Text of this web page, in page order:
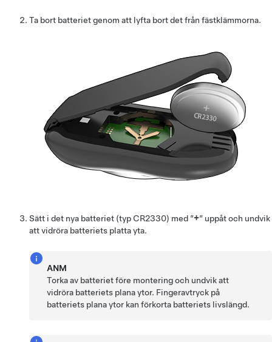
Ta bort batteriet genom att lyfta bort det från fästklämmorna.
Sätt i det nya batteriet (typ CR2330) med ”+” uppåt och undvik
att vidröra batteriets platta yta.
ANM
Torka av batteriet före montering och undvik att
vidröra batteriets plana ytor. Fingeravtryck på
batteriets plana ytor kan förkorta batteriets livslängd.